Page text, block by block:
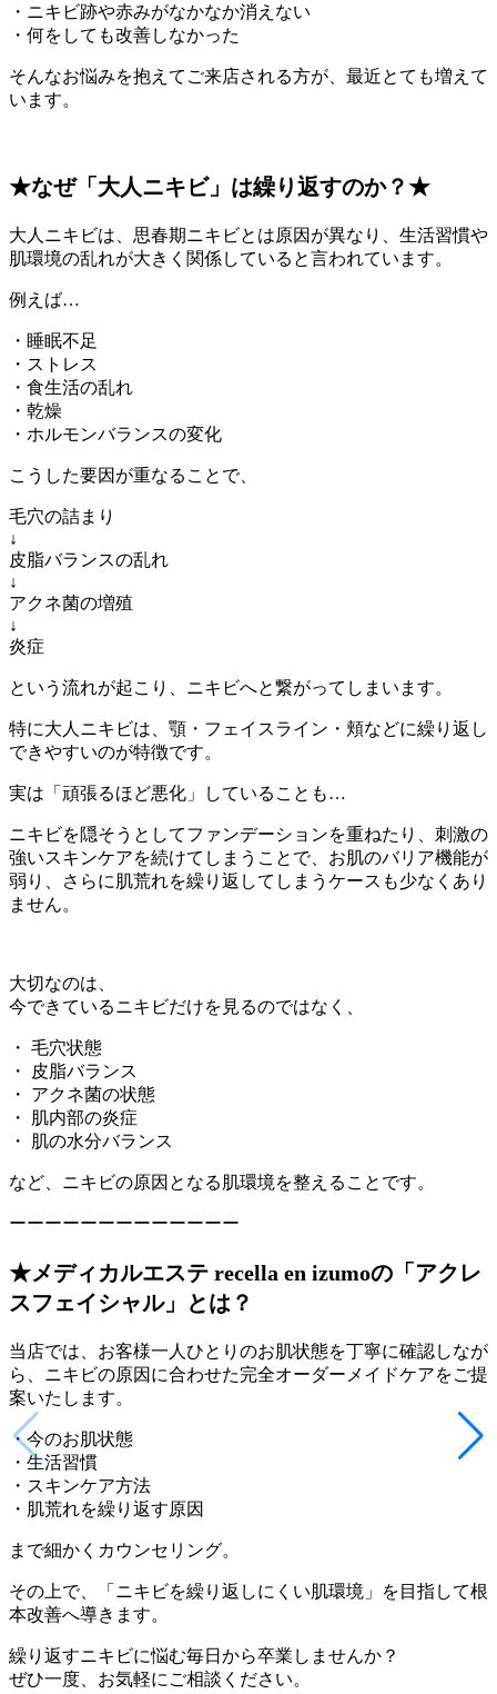
・ニキビ跡や赤みがなかなか消えない
・何をしても改善しなかった
そんなお悩みを抱えてご来店される方が、最近とても増えて
います。
★なぜ「大人ニキビ」は繰り返すのか？★
大人ニキビは、思春期ニキビとは原因が異なり、生活習慣や
肌環境の乱れが大きく関係していると言われています。
例えば…
・睡眠不足
・ストレス
・食生活の乱れ
・乾燥
・ホルモンバランスの変化
こうした要因が重なることで、
毛穴の詰まり
↓
皮脂バランスの乱れ
↓
アクネ菌の増殖
↓
炎症
という流れが起こり、ニキビへと繋がってしまいます。
特に大人ニキビは、顎・フェイスライン・頬などに繰り返し
できやすいのが特徴です。
実は「頑張るほど悪化」していることも…
ニキビを隠そうとしてファンデーションを重ねたり、刺激の
強いスキンケアを続けてしまうことで、お肌のバリア機能が
弱り、さらに肌荒れを繰り返してしまうケースも少なくあり
ません。
大切なのは、
今できているニキビだけを見るのではなく、
・ 毛穴状態
・ 皮脂バランス
・ アクネ菌の状態
・ 肌内部の炎症
・ 肌の水分バランス
など、ニキビの原因となる肌環境を整えることです。
ーーーーーーーーーーーーー
★メディカルエステ recella en izumoの「アクレ
スフェイシャル」とは？
当店では、お客様一人ひとりのお肌状態を丁寧に確認しなが
ら、ニキビの原因に合わせた完全オーダーメイドケアをご提
案いたします。
・今のお肌状態
・生活習慣
・スキンケア方法
・肌荒れを繰り返す原因
まで細かくカウンセリング。
その上で、「ニキビを繰り返しにくい肌環境」を目指して根
本改善へ導きます。
繰り返すニキビに悩む毎日から卒業しませんか？
ぜひ一度、お気軽にご相談ください。